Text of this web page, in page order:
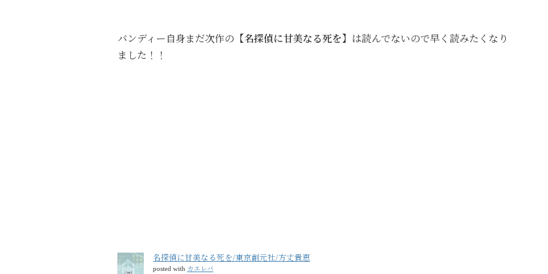
バンディー自身まだ次作の 【名探偵に甘美なる死を】 は読んでないので早く読みたくなり
ました！！
名探偵に甘美なる死を/東京創元社/方丈貴恵
posted with カエレバ